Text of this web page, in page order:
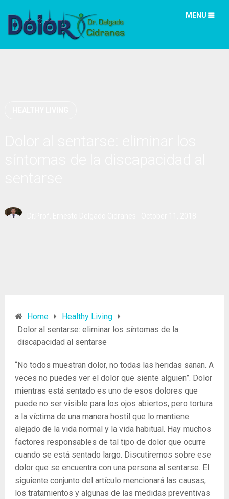
MENU
Home
Healthy Living
Dolor al sentarse: eliminar los síntomas de la
discapacidad al sentarse
“No todos muestran dolor, no todas las heridas sanan. A
veces no puedes ver el dolor que siente alguien”. Dolor
mientras está sentado es uno de esos dolores que
puede no ser visible para los ojos abiertos, pero tortura
a la víctima de una manera hostil que lo mantiene
alejado de la vida normal y la vida habitual. Hay muchos
factores responsables de tal tipo de dolor que ocurre
cuando se está sentado largo. Discutiremos sobre ese
dolor que se encuentra con una persona al sentarse. El
siguiente conjunto del artículo mencionará las causas,
los tratamientos y algunas de las medidas preventivas